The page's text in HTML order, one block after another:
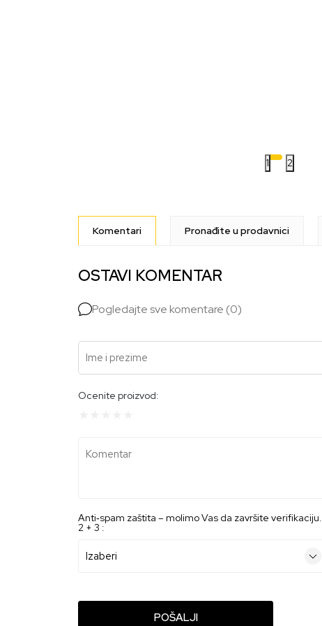
1 2
Komentari Pronađite u prodavnici
OSTAVI KOMENTAR
Pogledajte sve komentare (0)
Ime i prezime
Ocenite proizvod:
Komentar
Anti‑spam zaštita – molimo Vas da završite verifikaciju.
2 + 3 :
POŠALJI